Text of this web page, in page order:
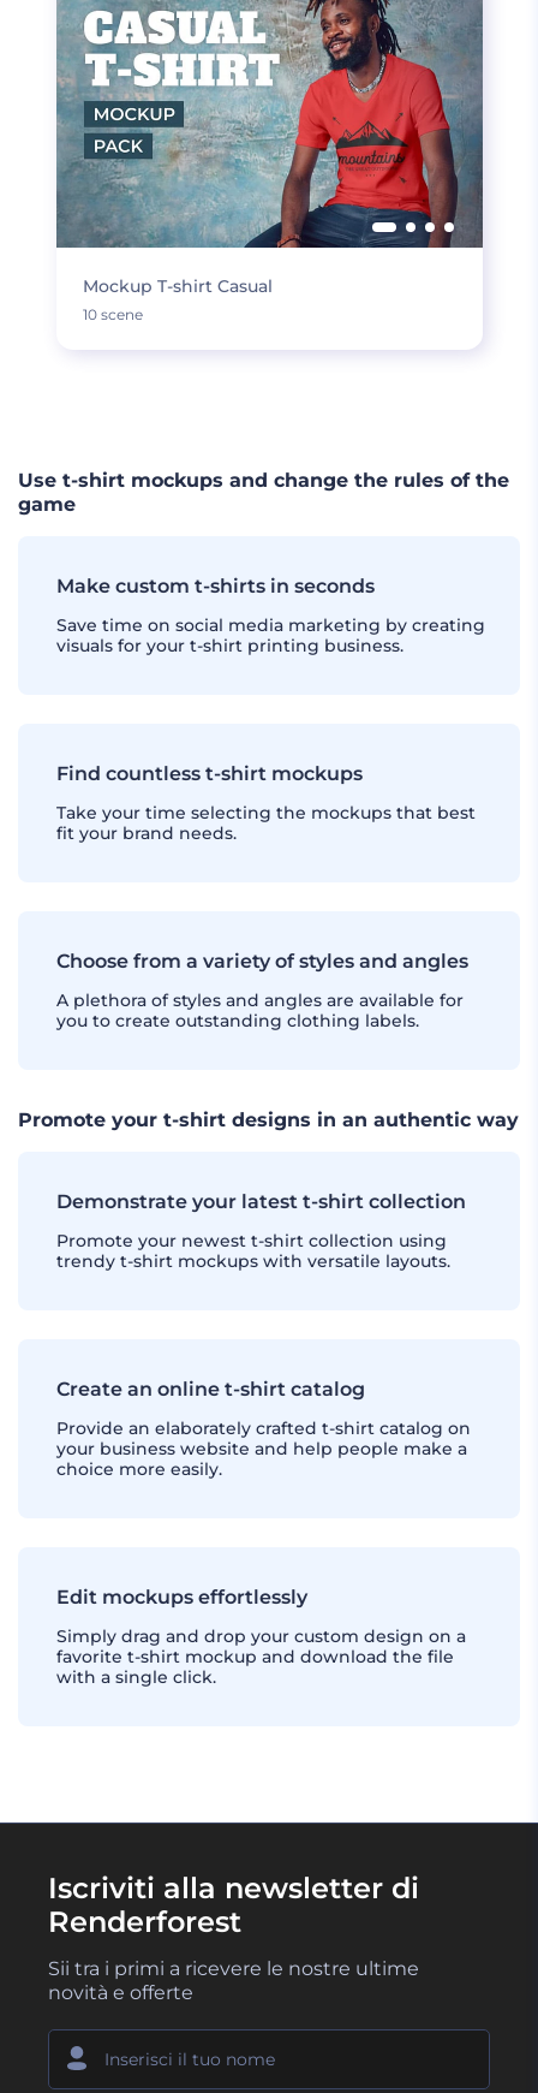
Mockup T-shirt Casual
10 scene
Use t-shirt mockups and change the rules of the
game
Make custom t-shirts in seconds
Save time on social media marketing by creating
visuals for your t-shirt printing business.
Find countless t-shirt mockups
Take your time selecting the mockups that best
fit your brand needs.
Choose from a variety of styles and angles
A plethora of styles and angles are available for
you to create outstanding clothing labels.
Promote your t-shirt designs in an authentic way
Demonstrate your latest t-shirt collection
Promote your newest t-shirt collection using
trendy t-shirt mockups with versatile layouts.
Create an online t-shirt catalog
Provide an elaborately crafted t-shirt catalog on
your business website and help people make a
choice more easily.
Edit mockups effortlessly
Simply drag and drop your custom design on a
favorite t-shirt mockup and download the file
with a single click.
Iscriviti alla newsletter di
Renderforest
Sii tra i primi a ricevere le nostre ultime
novità e offerte